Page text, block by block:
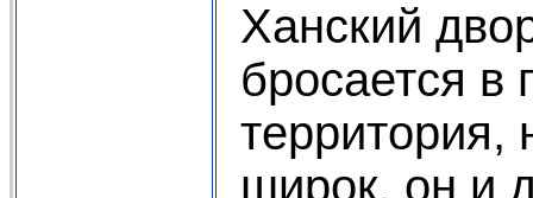
Ханский
бросается в
территория,
широк, он и